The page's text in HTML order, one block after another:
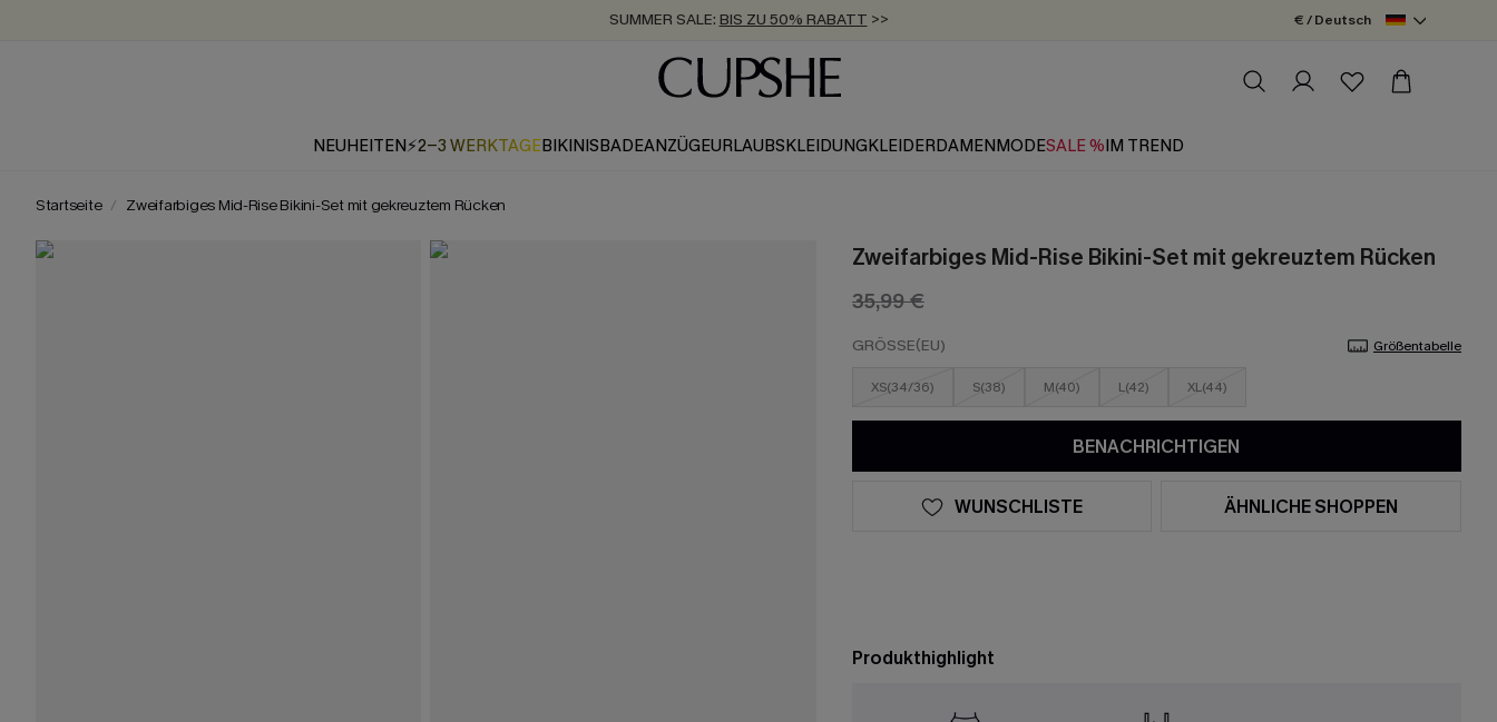
SUMMER SALE: BIS ZU 50% RABATT >>
ZUM NEWSLETTER:BIS ZU -20% EXTRA ERHALTEN
KOSTENLOSER VERSAND AB 89 €
€ / Deutsch
NEUHEITEN⚡2-3 WERKTAGEBIKINISBADEANZÜGEURLAUBSKLEIDUNGKLEIDERDAMENMODESALE %IM TREND
Startseite Zweifarbiges Mid-Rise Bikini-Set mit gekreuztem Rücken
Zweifarbiges Mid-Rise Bikini-Set mit gekreuztem Rücken
35,99 €
GRÖSSE(EU) Größentabelle
XS(34/36) S(38) M(40) L(42) XL(44)
BENACHRICHTIGEN
WUNSCHLISTE ÄHNLICHE SHOPPEN
Produkthighlight